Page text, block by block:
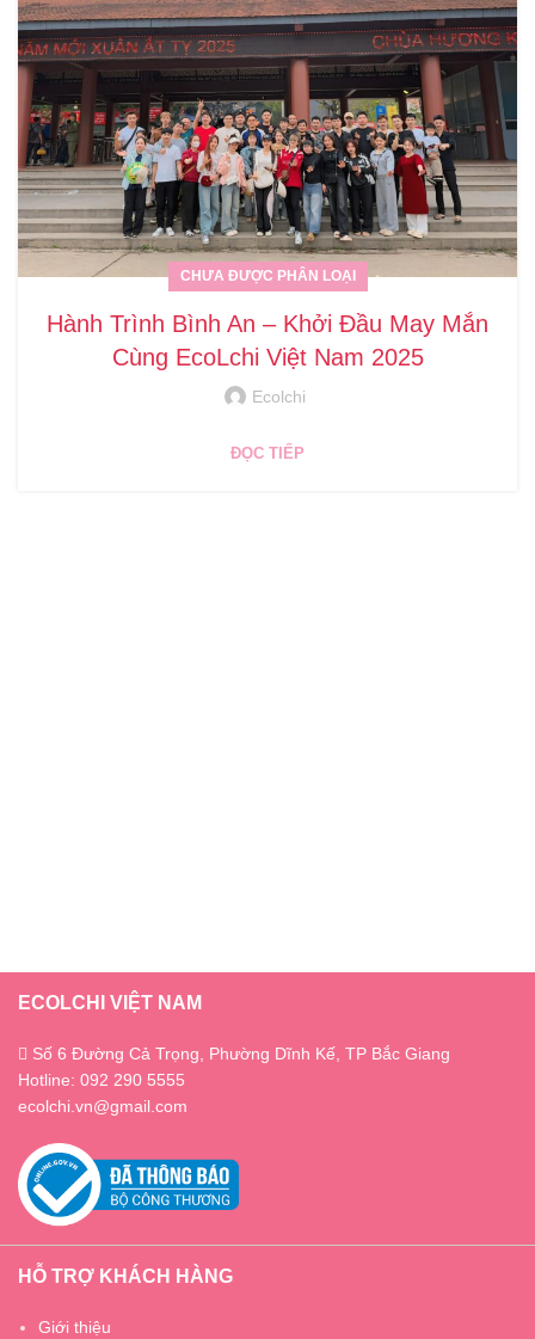
CHƯA ĐƯỢC PHÂN LOẠI
Hành Trình Bình An – Khởi Đầu May Mắn
Cùng EcoLchi Việt Nam 2025
Ecolchi
ĐỌC TIẾP
ECOLCHI VIỆT NAM
Số 6 Đường Cả Trọng, Phường Dĩnh Kế, TP Bắc Giang
Hotline: 092 290 5555
ecolchi.vn@gmail.com
HỖ TRỢ KHÁCH HÀNG
Giới thiệu